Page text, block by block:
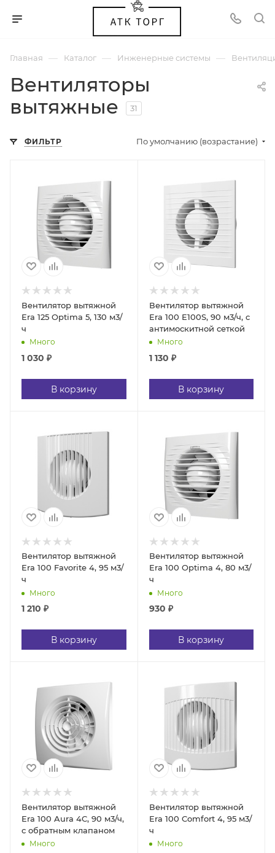
Главная — Каталог — Инженерные системы —
Вентиляторы
вытяжные
31
ФИЛЬТР По умолчанию (возрастание)
Вентилятор вытяжной
Era 125 Optima 5, 130 м3/
ч
Много
1 030 ₽
В корзину
Вентилятор вытяжной
Era 100 E100S, 90 м3/ч, c
антимоскитной сеткой
Много
1 130 ₽
В корзину
Вентилятор вытяжной
Era 100 Favorite 4, 95 м3/
ч
Много
1 210 ₽
В корзину
Вентилятор вытяжной
Era 100 Optima 4, 80 м3/
ч
Много
930 ₽
В корзину
Вентилятор вытяжной
Era 100 Aura 4C, 90 м3/ч,
с обратным клапаном
Много
Вентилятор вытяжной
Era 100 Comfort 4, 95 м3/
ч
Много